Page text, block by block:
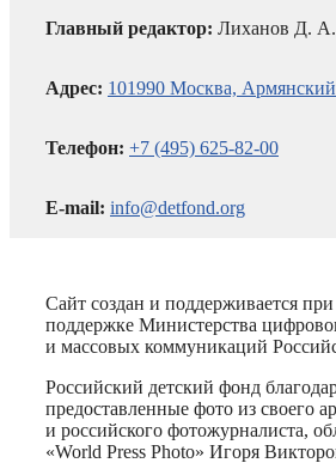
Главный редактор: Лиханов Д. А.
Адрес: 101990 Москва, Армянский
Телефон: +7 (495) 625-82-00
E-mail: info@detfond.org
Сайт создан и поддерживается
поддержке Министерства
и массовых коммуникаций
Российский детский фонд
предоставленные фото из своего
и российского фотожурналиста,
«World Press Photo» Игоря